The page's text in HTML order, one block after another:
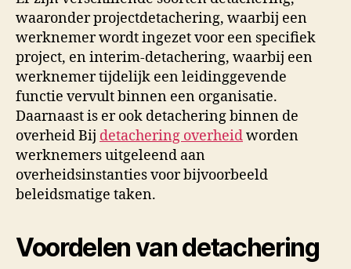
waaronder projectdetachering, waarbij een
werknemer wordt ingezet voor een specifiek
project, en interim-detachering, waarbij een
werknemer tijdelijk een leidinggevende
functie vervult binnen een organisatie.
Daarnaast is er ook detachering binnen de
overheid Bij detachering overheidworden
werknemers uitgeleend aan
overheidsinstanties voor bijvoorbeeld
beleidsmatige taken.
Voordelen van detachering